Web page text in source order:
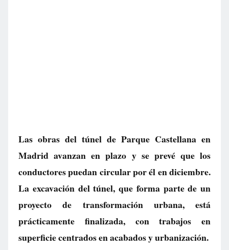
Las obras del túnel de Parque Castellana en
Madrid avanzan en plazo y se prevé que los
conductores puedan circular por él en diciembre.
La excavación del túnel, que forma parte de un
proyecto de transformación urbana, está
prácticamente finalizada, con trabajos en
superficie centrados en acabados y urbanización.